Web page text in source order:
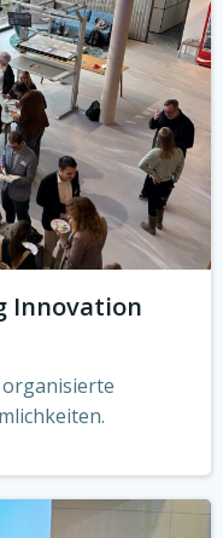
Innovation
organisierte